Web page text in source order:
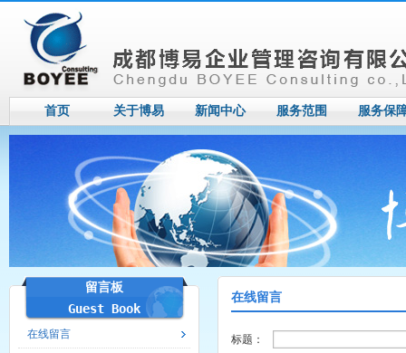
首页 关于博易 新闻中心 服务范围 服务保
在线留言
标题：
留言板
Guest Book
在线留言